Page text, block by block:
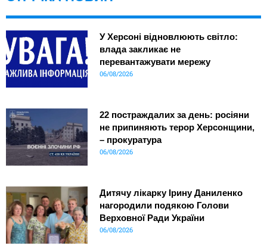
У Херсоні відновлюють світло:
влада закликає не
перевантажувати мережу
06/08/2026
22 постраждалих за день: росіяни
не припиняють терор Херсонщини,
– прокуратура
06/08/2026
Дитячу лікарку Ірину Даниленко
нагородили подякою Голови
Верховної Ради України
06/08/2026